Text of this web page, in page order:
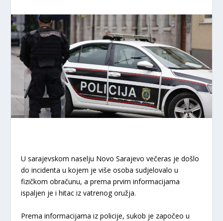
U sarajevskom naselju Novo Sarajevo večeras je došlo
do incidenta u kojem je više osoba sudjelovalo u
fizičkom obračunu, a prema prvim informacijama
ispaljen je i hitac iz vatrenog oružja.
Prema informacijama iz policije, sukob je započeo u